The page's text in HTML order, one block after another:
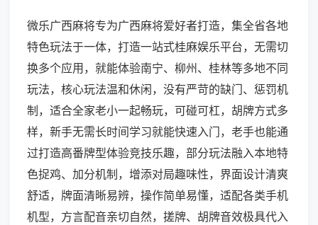
微乐广西麻将专为广西麻将爱好者打造，集全省各地
特色玩法于一体，打造一站式桂麻娱乐平台，无需切
换多个应用，就能体验南宁、柳州、桂林等多地不同
玩法，核心玩法温和休闲，没有严苛的缺门、惩罚机
制，适合全家老小一起畅玩，可碰可杠，胡牌方式多
样，新手无需长时间学习就能快速入门，老手也能通
过打造高番牌型体验竞技乐趣，部分玩法融入本地特
色捉鸡、加分机制，增添对局趣味性，界面设计清爽
舒适，牌面清晰易辨，操作简单易懂，适配各类手机
机型，方言配音亲切自然，搓牌、胡牌音效极具代入